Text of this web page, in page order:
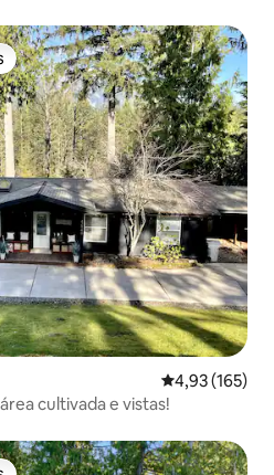
dos hóspedes
4,93 de uma
4,93 (165)
cultivada e vistas!